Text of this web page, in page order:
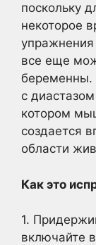
поскольку
некоторое
все еще
беременны.
с
котором
создается
области
Как это
1.
включайте